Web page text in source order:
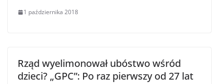
1 października 2018
Rząd wyelimonował ubóstwo wśród
dzieci? „GPC”: Po raz pierwszy od 27 lat